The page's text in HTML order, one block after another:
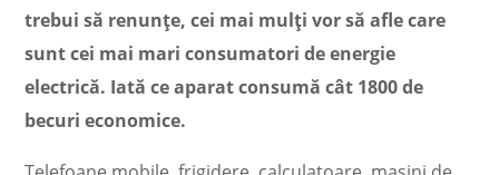
trebui să renunțe, cei mai mulți vor să afle care
sunt cei mai mari consumatori de energie
electrică. Iată ce aparat consumă cât 1800 de
becuri economice.